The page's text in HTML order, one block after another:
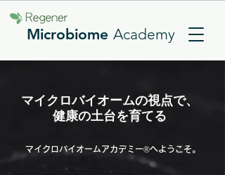
Microbiome Academy
マイクロバイオームの視点で、
健康の土台を育てる
マイクロバイオームアカデミー®へようこそ。